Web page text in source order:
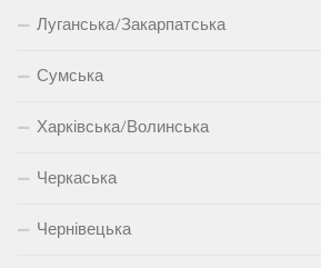
Луганська/Закарпатська
Сумська
Харківська/Волинська
Черкаська
Чернівецька